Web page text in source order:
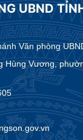
UBND
Văn phòng
Hùng Vương,